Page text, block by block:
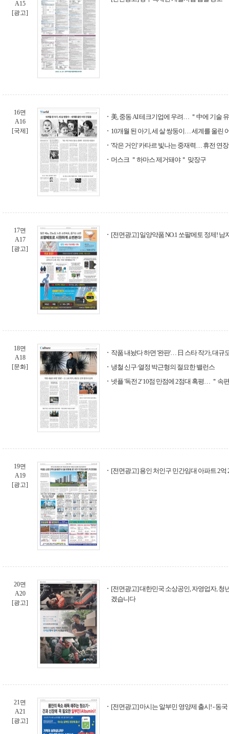
A15
[광고]
16면
A16
[국제]
美, 중동 AI 테크기업에 우려… ＂中에 기술
10개월 된 아기, 세 살 쌍둥이… 세계를 울린
'작은 거인' 카타르 빛나는 중재력… 휴전 연
머스크 ＂하마스 제거돼야＂ 맞장구
17면
A17
[광고]
[전면광고] 일양약품 NO.1 쏘팔메토 정제! 남
18면
A18
[문화]
작품 내놨다 하면 '완판'… 日 스타 작가, 대규
냉철 신구·열정 박근형의 절묘한 밸런스
넷플 '독전 2' 10점 만점에 2점대 혹평… ＂속
19면
A19
[광고]
[전면광고] 용인 처인구 민간임대 아파트 2억
20면
A20
[광고]
[전면광고] 대한민국 소상공인, 자영업자, 청
겠습니다
21면
A21
[광고]
[전면광고] 마시는 알부민 영양제 출시! - 동